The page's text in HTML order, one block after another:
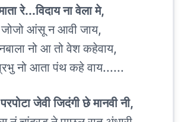
रे...विदाय ना वेला मे,
जोजो आंसू न आवी जाय,
नो आ तो वेश कहेवाय,
नो आता पंथ कहे वाय......
जेवी जिदंगी छे मानवी नी,